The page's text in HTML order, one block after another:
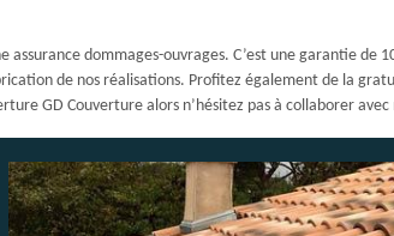
dommages-ouvrages. C’est une garantie de
de nos réalisations. Profitez également de la
GD Couverture alors n’hésitez pas à collaborer